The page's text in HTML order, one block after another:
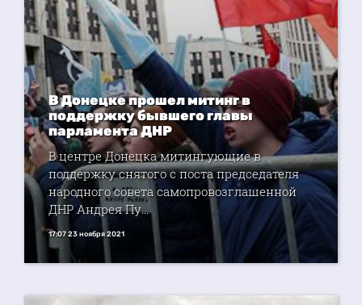
В Донецке прошел митинг в
поддержку бывшего главы
парламента ДНР
В центре Донецка митингующие в
поддержку снятого с поста председателя
народного совета самопровозглашенной
ДНР Андрея Пу...
17:07 23 ноября 2021